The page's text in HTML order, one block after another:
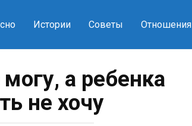
Истории Советы Отношения
а ребенка
не хочу